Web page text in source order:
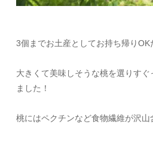
3個までお土産としてお持ち帰りOK
大きくて美味しそうな桃を選りす
ました！
桃にはペクチンなど食物繊維が沢山